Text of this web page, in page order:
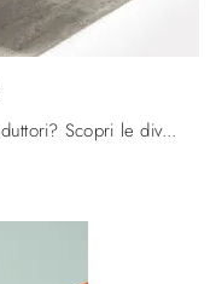
Cerchi Arredo Ufficio dei migliori produttori? Scopri le diverse proposte di sedie ospiti e attesa in tessuto, come il modello Divano ospiti e attesa ...